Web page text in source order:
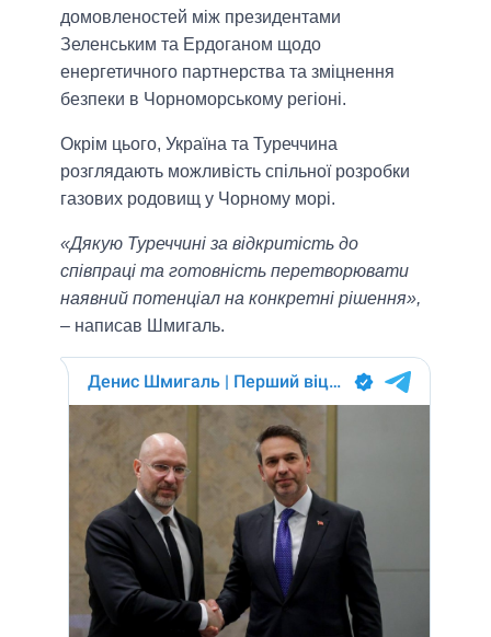
домовленостей між президентами
Зеленським та Ердоганом щодо
енергетичного партнерства та зміцнення
безпеки в Чорноморському регіоні.
Окрім цього, Україна та Туреччина
розглядають можливість спільної розробки
газових родовищ у Чорному морі.
«Дякую Туреччині за відкритість до
співпраці та готовність перетворювати
наявний потенціал на конкретні рішення»,
– написав Шмигаль.